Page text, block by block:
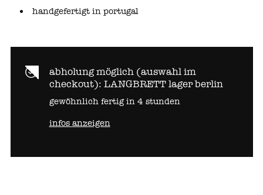
handgefertigt in portugal
abholung möglich (auswahl im
checkout): LANGBRETT lager berlin
gewöhnlich fertig in 4 stunden
infos anzeigen